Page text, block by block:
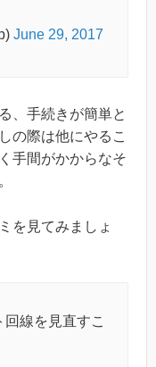
June 29, 2017
、手続きが簡単と
の際は他にやるこ
手間がかからなそ
を見てみましょ
線を見直すこ